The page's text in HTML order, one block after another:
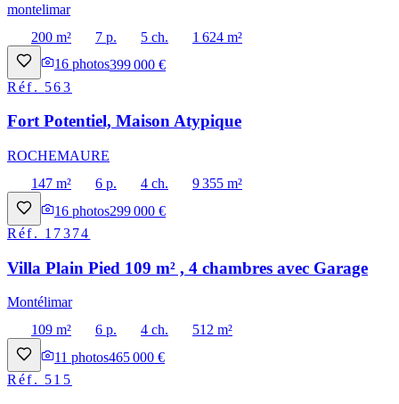
montelimar
200 m²
7 p. 5 ch.
1 624 m²
16 photos399 000 €
Réf. 563
Fort Potentiel, Maison Atypique
ROCHEMAURE
147 m²
6 p. 4 ch.
9 355 m²
16 photos299 000 €
Réf. 17374
Villa Plain Pied 109 m² , 4 chambres avec Garage
Montélimar
109 m²
6 p. 4 ch.
512 m²
11 photos465 000 €
Réf. 515